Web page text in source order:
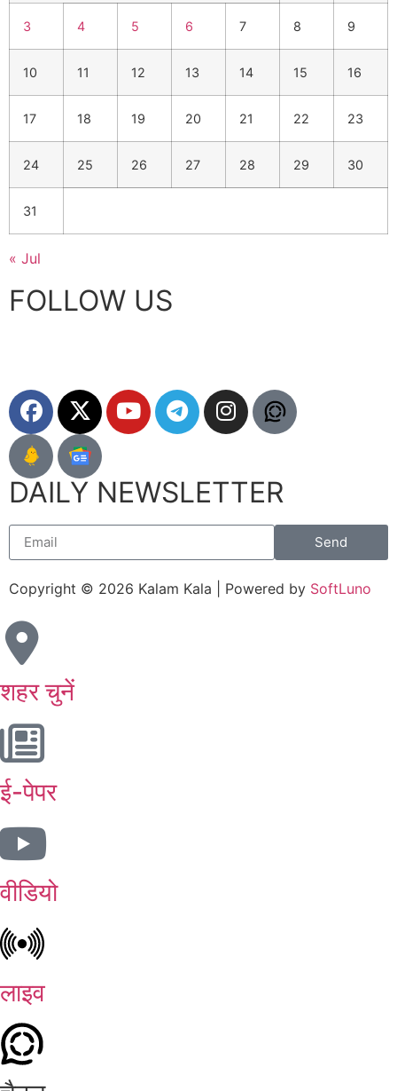
3 4 5 6 7 8 9
10 11 12 13 14 15 16
17 18 19 20 21 22 23
24 25 26 27 28 29 30
31
« Jul
FOLLOW US
DAILY NEWSLETTER
Send
Copyright © 2026 Kalam Kala | Powered by SoftLuno
शहर चुनें
ई-पेपर
वीडियो
लाइव